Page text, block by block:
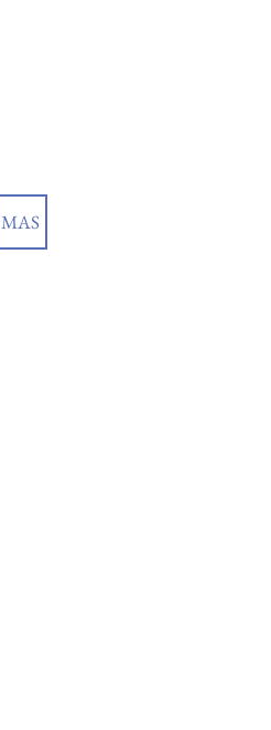
MAS